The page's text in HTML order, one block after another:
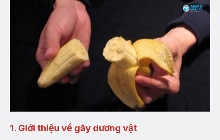
1. Giới thiệu về gãy dương vật